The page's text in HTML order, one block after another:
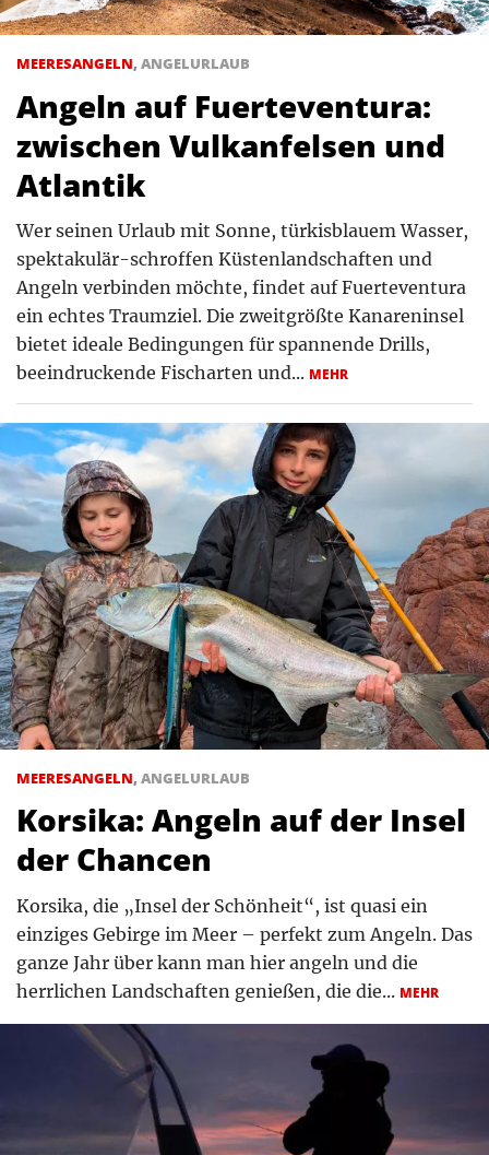
MEERESANGELN, ANGELURLAUB
Angeln auf Fuerteventura:
zwischen Vulkanfelsen und
Atlantik
Wer seinen Urlaub mit Sonne, türkisblauem Wasser,
spektakulär-schroffen Küstenlandschaften und
Angeln verbinden möchte, findet auf Fuerteventura
ein echtes Traumziel. Die zweitgrößte Kanareninsel
bietet ideale Bedingungen für spannende Drills,
beeindruckende Fischarten und... MEHR
MEERESANGELN, ANGELURLAUB
Korsika: Angeln auf der Insel
der Chancen
Korsika, die „Insel der Schönheit“, ist quasi ein
einziges Gebirge im Meer – perfekt zum Angeln. Das
ganze Jahr über kann man hier angeln und die
herrlichen Landschaften genießen, die die... MEHR